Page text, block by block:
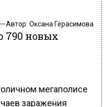
Автор: Оксана Герасимова
790 новых
мегаполисе
заражения